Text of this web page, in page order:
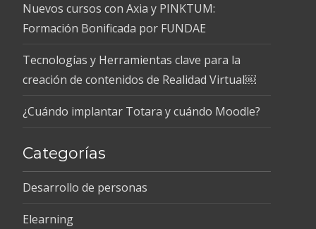
Nuevos cursos con Axia y PINKTUM:
Formación Bonificada por FUNDAE
Tecnologías y Herramientas clave para la
creación de contenidos de Realidad Virtual￼
¿Cuándo implantar Totara y cuándo Moodle?
Categorías
Desarrollo de personas
Elearning